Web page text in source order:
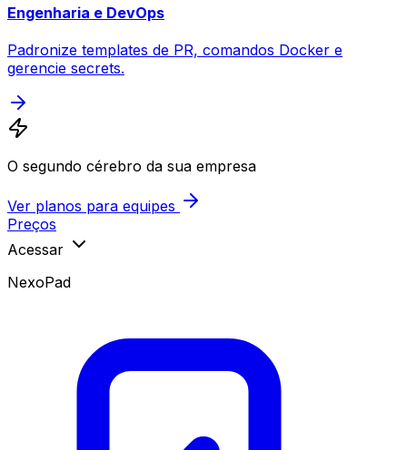
Engenharia e DevOps
Padronize templates de PR, comandos Docker e
gerencie secrets.
O segundo cérebro da sua empresa
Ver planos para equipes
Preços
Acessar
NexoPad